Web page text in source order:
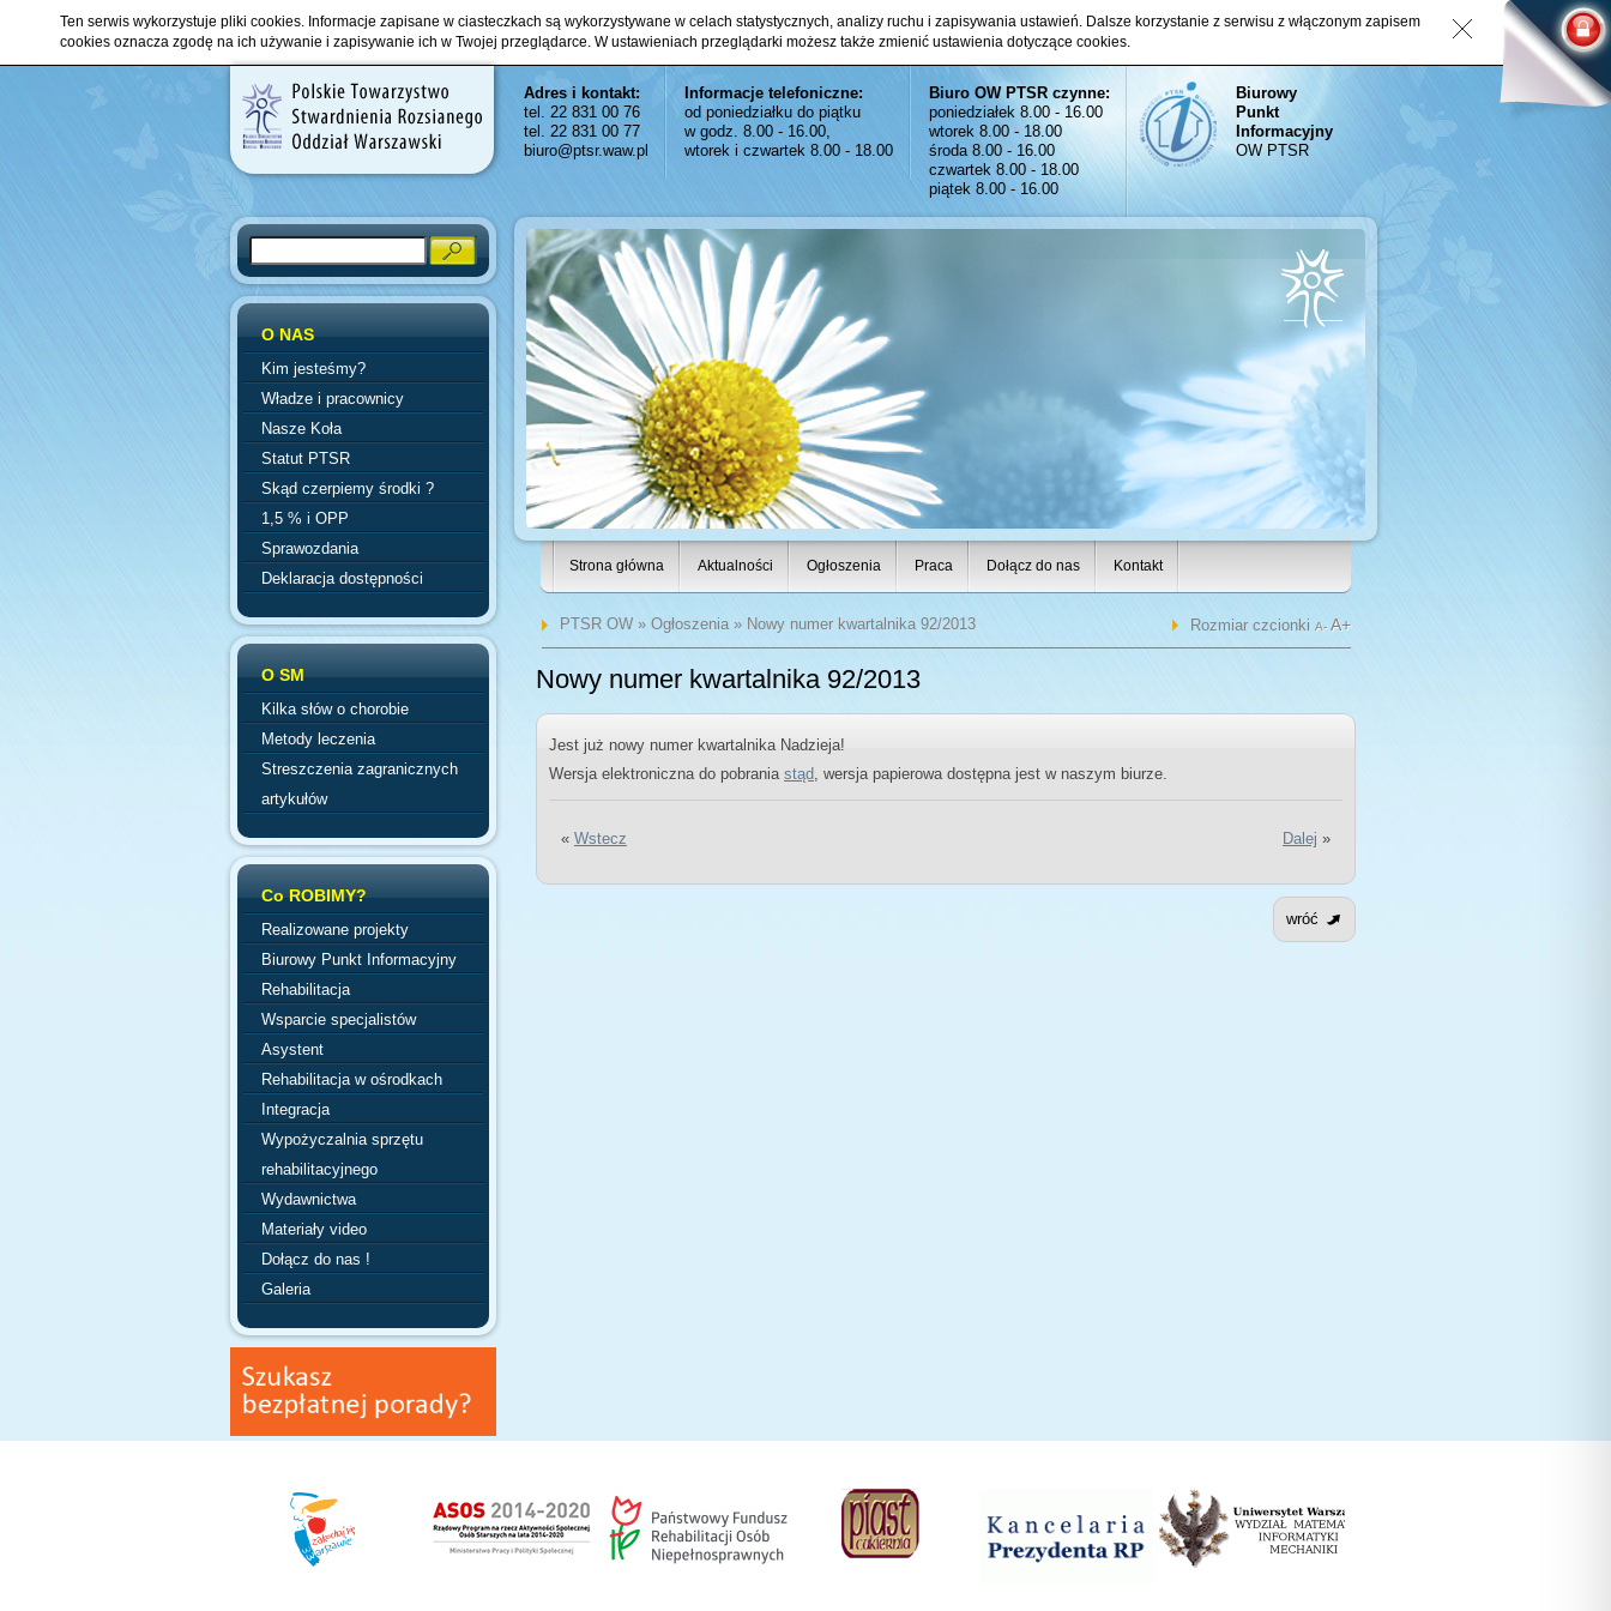
Ten serwis wykorzystuje pliki cookies. Informacje zapisane w ciasteczkach są wykorzystywane w celach statystycznych, analizy ruchu i zapisywania ustawień. Dalsze korzystanie z serwisu z włączonym zapisem
cookies oznacza zgodę na ich używanie i zapisywanie ich w Twojej przeglądarce. W ustawieniach przeglądarki możesz także zmienić ustawienia dotyczące cookies.
Adres i kontakt:
tel. 22 831 00 76
tel. 22 831 00 77
biuro@ptsr.waw.pl
Informacje telefoniczne:
od poniedziałku do piątku
w godz. 8.00 - 16.00,
wtorek i czwartek 8.00 - 18.00
Biuro OW PTSR czynne:
poniedziałek 8.00 - 16.00
wtorek 8.00 - 18.00
środa 8.00 - 16.00
czwartek 8.00 - 18.00
piątek 8.00 - 16.00
Biurowy
Punkt
Informacyjny
OW PTSR
Search
O NAS
Kim jesteśmy?
Władze i pracownicy
Nasze Koła
Statut PTSR
Skąd czerpiemy środki ?
1,5 % i OPP
Sprawozdania
Deklaracja dostępności
O SM
Kilka słów o chorobie
Metody leczenia
Streszczenia zagranicznych
artykułów
Co ROBIMY?
Realizowane projekty
Biurowy Punkt Informacyjny
Rehabilitacja
Wsparcie specjalistów
Asystent
Rehabilitacja w ośrodkach
Integracja
Wypożyczalnia sprzętu
rehabilitacyjnego
Wydawnictwa
Materiały video
Dołącz do nas !
Galeria
Strona główna Aktualności Ogłoszenia Praca Dołącz do nas Kontakt
PTSR OW» Ogłoszenia» Nowy numer kwartalnika 92/2013 Rozmiar czcionki A-A+
Nowy numer kwartalnika 92/2013
Jest już nowy numer kwartalnika Nadzieja!
Wersja elektroniczna do pobrania stąd, wersja papierowa dostępna jest w naszym biurze.
« Wstecz Dalej »
wróć